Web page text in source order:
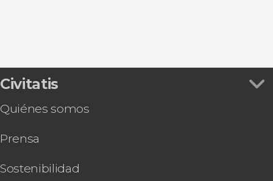
Civitatis
Quiénes somos
Prensa
Sostenibilidad